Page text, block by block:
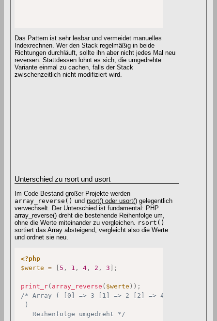
Das Pattern ist sehr lesbar und vermeidet manuelles
Indexrechnen. Wer den Stack regelmäßig in beide
Richtungen durchläuft, sollte ihn aber nicht jedes Mal neu
reversen. Stattdessen lohnt es sich, die umgedrehte
Variante einmal zu cachen, falls der Stack
zwischenzeitlich nicht modifiziert wird.
Unterschied zu rsort und usort
Im Code-Bestand großer Projekte werden
array_reverse() und rsort() oder usort() gelegentlich
verwechselt. Der Unterschied ist fundamental: PHP
array_reverse() dreht die bestehende Reihenfolge um,
ohne die Werte miteinander zu vergleichen. rsort()
sortiert das Array absteigend, vergleicht also die Werte
und ordnet sie neu.
<?php
$werte
= 5 , 1 , 4 , 2 , 3 ;
print_r( array_reverse ( $werte ) ) ;
/* Array ( [0] => 3 [1] => 2 [2] => 4 [3] => 1 [4]
)
   Reihenfolge umgedreht */